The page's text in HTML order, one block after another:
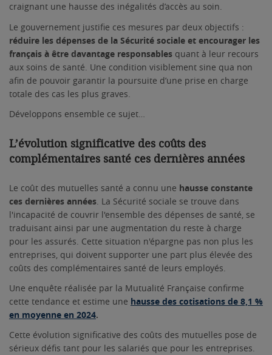
craignant une hausse des inégalités d’accès au soin.
Le gouvernement justifie ces mesures par deux objectifs :
réduire les dépenses de la Sécurité sociale et encourager les
français à être davantage responsables quant à leur recours
aux soins de santé. Une condition visiblement sine qua non
afin de pouvoir garantir la poursuite d’une prise en charge
totale des cas les plus graves.
Développons ensemble ce sujet…
L’évolution significative des coûts des
complémentaires santé ces dernières années
Le coût des mutuelles santé a connu une hausse constante
ces dernières années . La Sécurité sociale se trouve dans
l'incapacité de couvrir l'ensemble des dépenses de santé, se
traduisant ainsi par une augmentation du reste à charge
pour les assurés. Cette situation n'épargne pas non plus les
entreprises, qui doivent supporter une part plus élevée des
coûts des complémentaires santé de leurs employés.
Une enquête réalisée par la Mutualité Française confirme
cette tendance et estime une hausse des cotisations de 8,1 %
en moyenne en 2024.
Cette évolution significative des coûts des mutuelles pose de
sérieux défis tant pour les salariés que pour les entreprises.